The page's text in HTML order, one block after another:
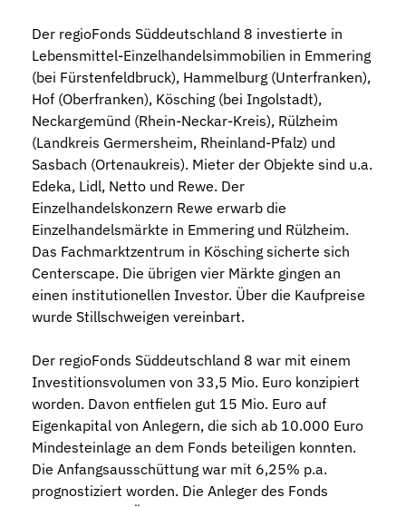
Der regioFonds Süddeutschland 8 investierte in
Lebensmittel-Einzelhandelsimmobilien in Emmering
(bei Fürstenfeldbruck), Hammelburg (Unterfranken),
Hof (Oberfranken), Kösching (bei Ingolstadt),
Neckargemünd (Rhein-Neckar-Kreis), Rülzheim
(Landkreis Germersheim, Rheinland-Pfalz) und
Sasbach (Ortenaukreis). Mieter der Objekte sind u.a.
Edeka, Lidl, Netto und Rewe. Der
Einzelhandelskonzern Rewe erwarb die
Einzelhandelsmärkte in Emmering und Rülzheim.
Das Fachmarktzentrum in Kösching sicherte sich
Centerscape. Die übrigen vier Märkte gingen an
einen institutionellen Investor. Über die Kaufpreise
wurde Stillschweigen vereinbart.
Der regioFonds Süddeutschland 8 war mit einem
Investitionsvolumen von 33,5 Mio. Euro konzipiert
worden. Davon entfielen gut 15 Mio. Euro auf
Eigenkapital von Anlegern, die sich ab 10.000 Euro
Mindesteinlage an dem Fonds beteiligen konnten.
Die Anfangsausschüttung war mit 6,25% p.a.
prognostiziert worden. Die Anleger des Fonds